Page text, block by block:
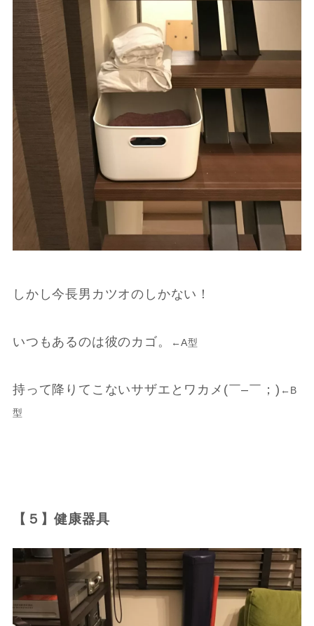
しかし今長男カツオのしかない！
いつもあるのは彼のカゴ。 ←A型
持って降りてこないサザエとワカメ(￣–￣；) ←B
型
【５】健康器具